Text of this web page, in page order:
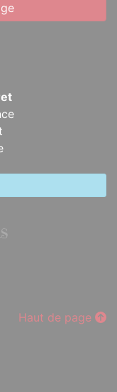
Haut de page